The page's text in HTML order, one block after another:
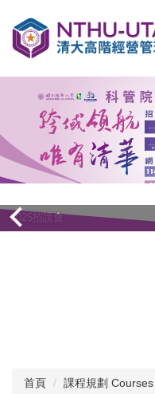
到
主
內
2025招說會
Dual EMBA同步招生中
首頁 課程規劃 Courses